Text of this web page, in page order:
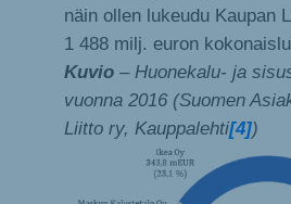
näin ollen lukeudu Kaupan
1 488 milj. euron
Kuvio – Huonekalu- ja
vuonna 2016 (Suomen
Liitto ry, Kauppalehti[4])